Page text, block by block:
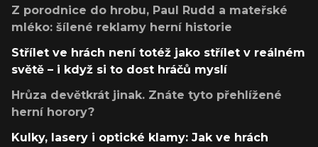
Z porodnice do hrobu, Paul Rudd a mateřské
mléko: šílené reklamy herní historie
Střílet ve hrách není totéž jako střílet v reálném
světě – i když si to dost hráčů myslí
Hrůza devětkrát jinak. Znáte tyto přehlížené
herní horory?
Kulky, lasery i optické klamy: Jak ve hrách